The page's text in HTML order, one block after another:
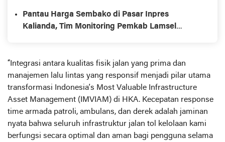
Pantau Harga Sembako di Pasar Inpres
Kalianda, Tim Monitoring Pemkab Lamsel
“Integrasi antara kualitas fisik jalan yang prima dan
manajemen lalu lintas yang responsif menjadi pilar utama
transformasi Indonesia’s Most Valuable Infrastructure
Asset Management (IMVIAM) di HKA. Kecepatan response
time armada patroli, ambulans, dan derek adalah jaminan
nyata bahwa seluruh infrastruktur jalan tol kelolaan kami
berfungsi secara optimal dan aman bagi pengguna selama